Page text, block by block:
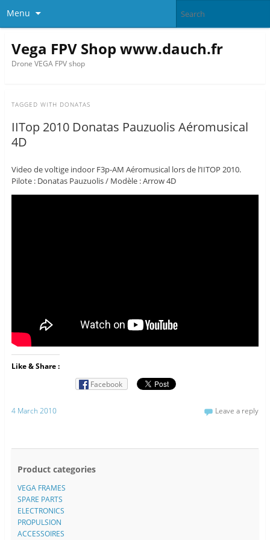
Menu
Vega FPV Shop www.dauch.fr
Drone VEGA FPV shop
TAGGED WITH DONATAS
IITop 2010 Donatas Pauzuolis Aéromusical
4D
Video de voltige indoor F3p-AM Aéromusical lors de l’IITOP 2010.
Pilote : Donatas Pauzuolis / Modèle : Arrow 4D
Like & Share :
Facebook
4 March 2010 Leave a reply
Product categories
VEGA FRAMES
SPARE PARTS
ELECTRONICS
PROPULSION
ACCESSOIRES